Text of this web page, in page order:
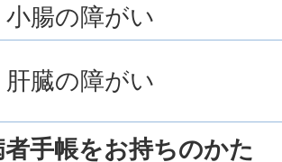
小腸の障がい
肝臓の障がい
手帳をお持ちのかた